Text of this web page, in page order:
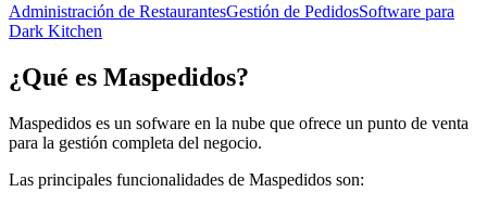
Administración de RestaurantesGestión de PedidosSoftware para
Dark Kitchen
¿Qué es Maspedidos?
Maspedidos es un sofware en la nube que ofrece un punto de venta
para la gestión completa del negocio.
Las principales funcionalidades de Maspedidos son: